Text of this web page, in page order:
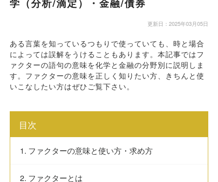
更新日：2025年03月05日
ある言葉を知っているつもりで使っていても、時と場合
によっては誤解をうけることもあります。本記事ではフ
ァクターの語句の意味を化学と金融の分野別に説明しま
す。ファクターの意味を正しく知りたい方、きちんと使
いこなしたい方はぜひご覧下さい。
目次
1. ファクターの意味と使い方・求め方
2. ファクターとは